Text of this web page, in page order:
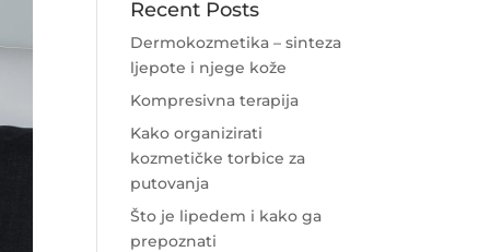
Recent Posts
Dermokozmetika – sinteza
ljepote i njege kože
Kompresivna terapija
Kako organizirati
kozmetičke torbice za
putovanja
Što je lipedem i kako ga
prepoznati